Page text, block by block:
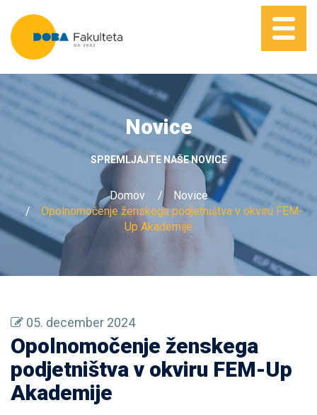
Novice
SPREMLJAJTE NAŠE NOVICE
Domov
Novice
Opolnomočenje ženskega podjetništva v okviru FEM-
Up Akademije
05. december 2024
Opolnomočenje ženskega
podjetništva v okviru FEM-Up
Akademije